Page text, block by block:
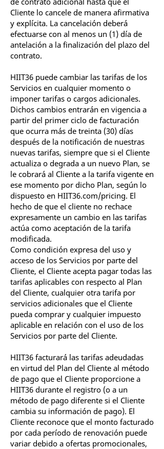
Cliente lo cancele de manera afirmativa
y explícita. La cancelación deberá
efectuarse con al menos un (1) día de
antelación a la finalización del plazo del
contrato.
HIIT36 puede cambiar las tarifas de los
Servicios en cualquier momento o
imponer tarifas o cargos adicionales.
Dichos cambios entrarán en vigencia a
partir del primer ciclo de facturación
que ocurra más de treinta (30) días
después de la notificación de nuestras
nuevas tarifas, siempre que si el Cliente
actualiza o degrada a un nuevo Plan, se
le cobrará al Cliente a la tarifa vigente en
ese momento por dicho Plan, según lo
dispuesto en HIIT36.com/pricing. El
hecho de que el cliente no rechace
expresamente un cambio en las tarifas
actúa como aceptación de la tarifa
modificada.
Como condición expresa del uso y
acceso de los Servicios por parte del
Cliente, el Cliente acepta pagar todas las
tarifas aplicables con respecto al Plan
del Cliente, cualquier otra tarifa por
servicios adicionales que el Cliente
pueda comprar y cualquier impuesto
aplicable en relación con el uso de los
Servicios por parte del Cliente.
HIIT36 facturará las tarifas adeudadas
en virtud del Plan del Cliente al método
de pago que el Cliente proporcione a
HIIT36 durante el registro (o a un
método de pago diferente si el Cliente
cambia su información de pago). El
Cliente reconoce que el monto facturado
por cada período de renovación puede
variar debido a ofertas promocionales,